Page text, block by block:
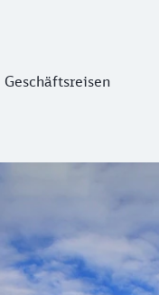
Geschäftsreisen
bis nach Basel.